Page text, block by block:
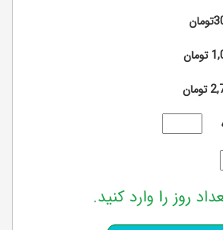
تومان
تومان
روز را وارد کنید.